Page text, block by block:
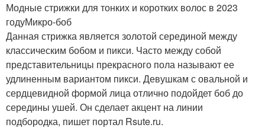
Модные стрижки для тонких и коротких волос в 2023
годуМикро-боб
Данная стрижка является золотой серединой между
классическим бобом и пикси. Часто между собой
представительницы прекрасного пола называют ее
удлиненным вариантом пикси. Девушкам с овальной и
сердцевидной формой лица отлично подойдет боб до
середины ушей. Он сделает акцент на линии
подбородка, пишет портал Rsute.ru.